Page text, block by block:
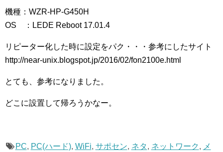
機種：WZR-HP-G450H
OS ：LEDE Reboot 17.01.4
リピーター化した時に設定をパク・・・参考にしたサイト
http://near-unix.blogspot.jp/2016/02/fon2100e.html
とても、参考になりました。
どこに設置して帰ろうかなー。
PC, PC(ハード), WiFi, サポセン, ネタ, ネットワーク , メ